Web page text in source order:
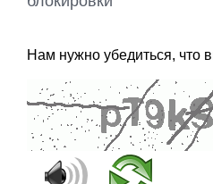
Нам нужно убедиться, что